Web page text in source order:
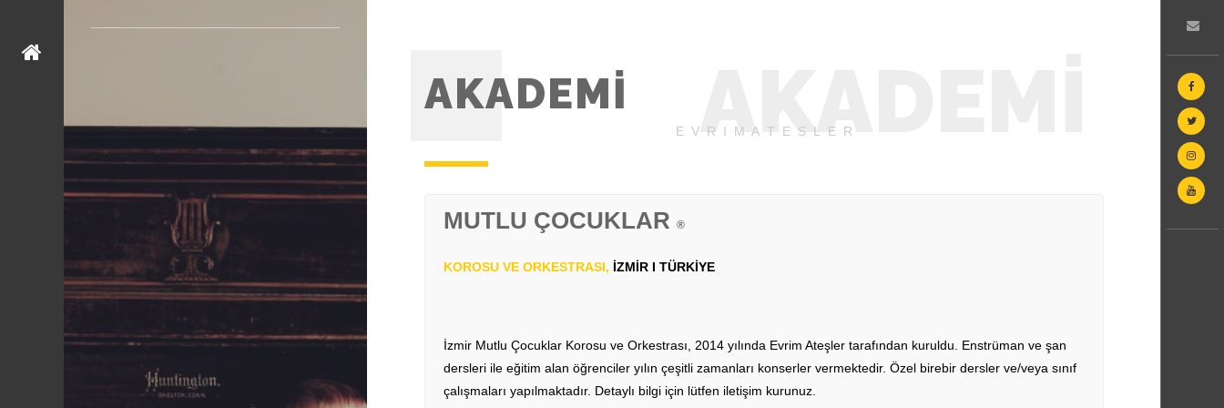
AKADEMİ
E V R I M A T E S L E R
MUTLU ÇOCUKLAR ®
KOROSU VE ORKESTRASI, İZMİR I TÜRKİYE
İzmir Mutlu Çocuklar Korosu ve Orkestrası, 2014 yılında Evrim Ateşler tarafından kuruldu. Enstrüman ve şan
dersleri ile eğitim alan öğrenciler yılın çeşitli zamanları konserler vermektedir. Özel birebir dersler ve/veya sınıf
çalışmaları yapılmaktadır. Detaylı bilgi için lütfen iletişim kurunuz.
AKADEMİ